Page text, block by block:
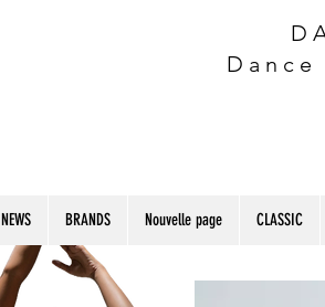
NEWS BRANDS Nouvelle page CLASSIC